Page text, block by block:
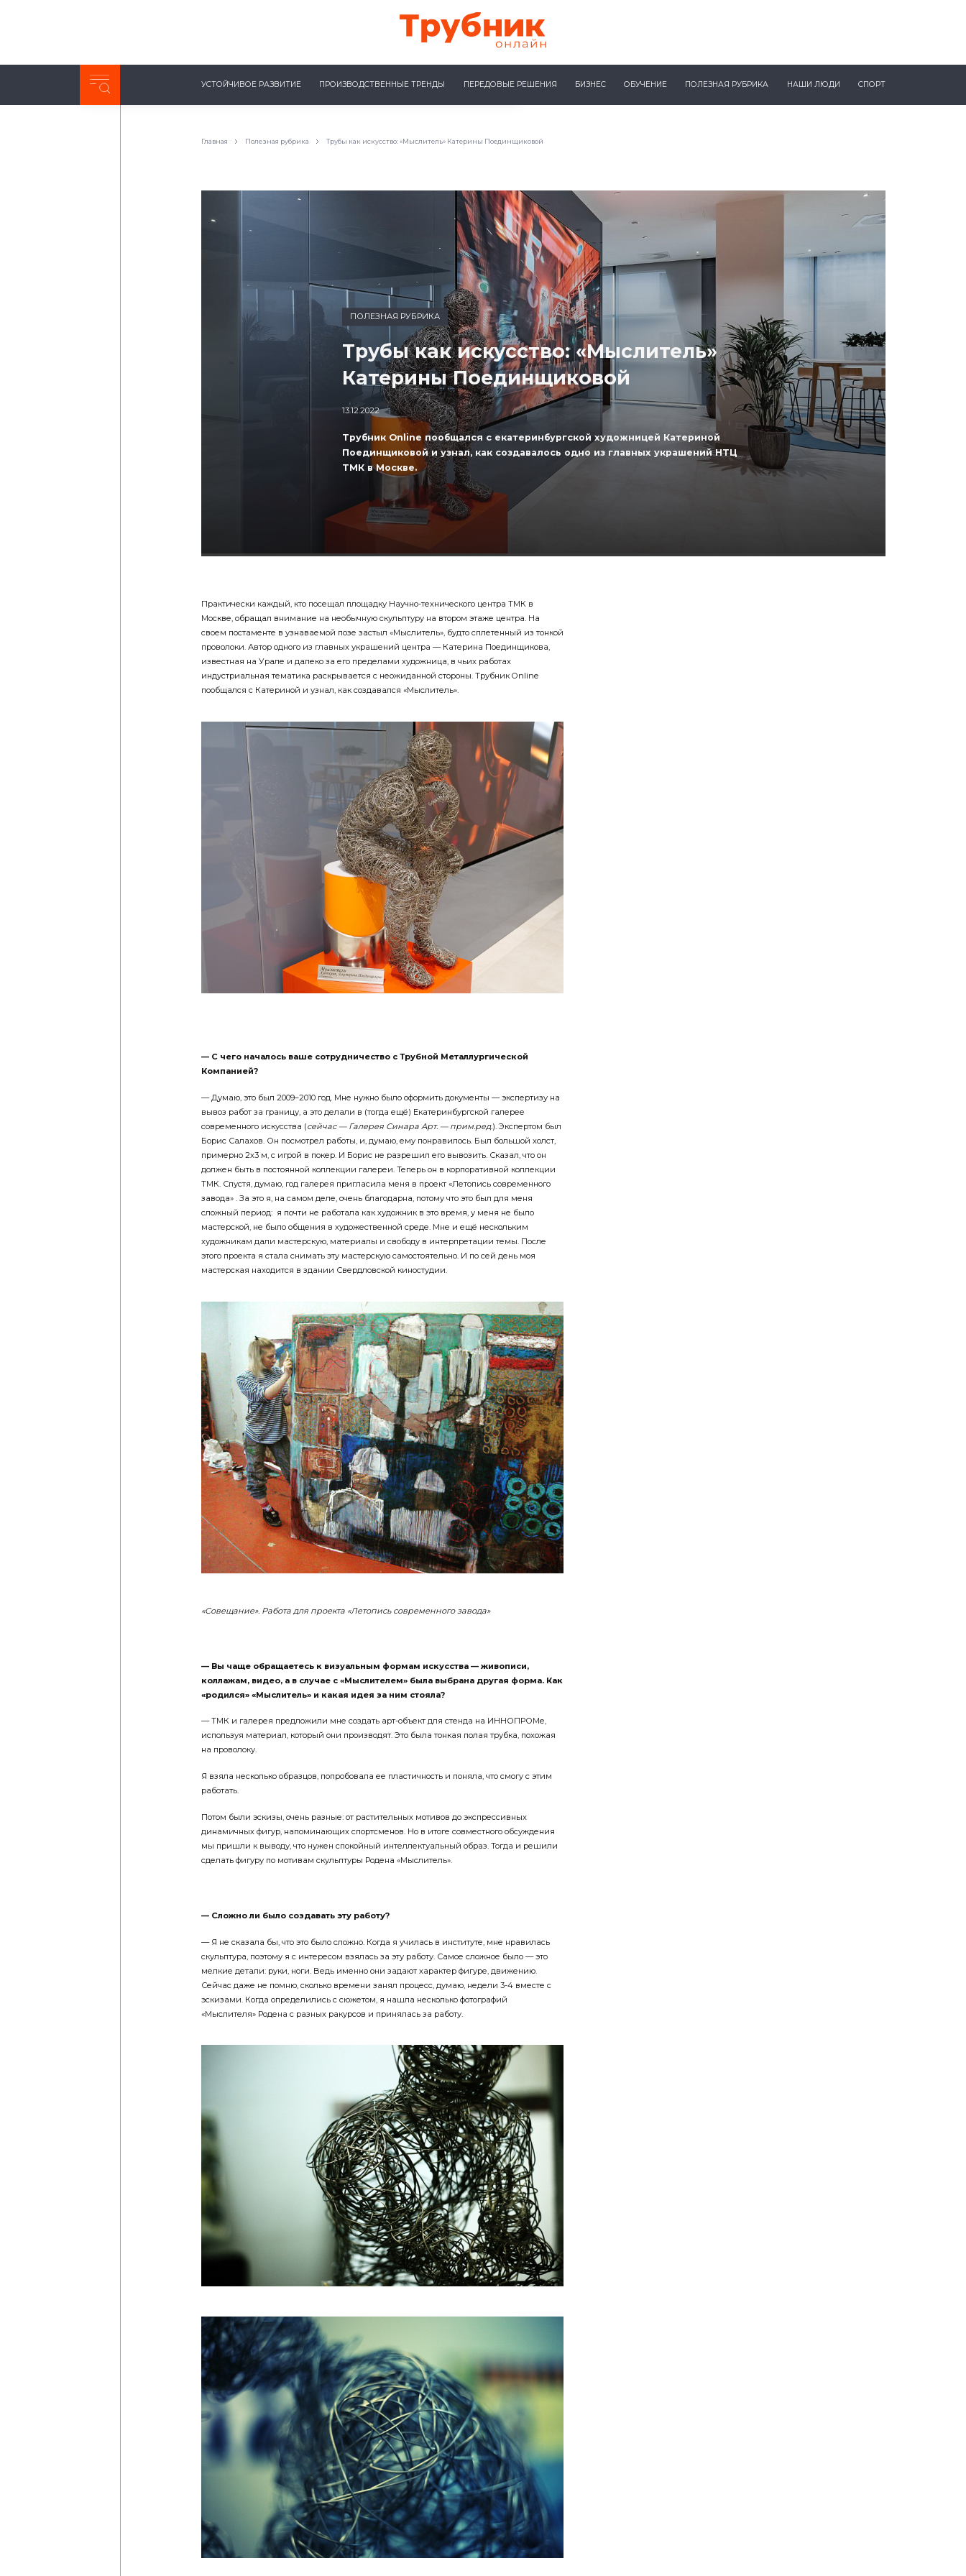
Неделя с ТМК. Выпуск №27 (225)
УСТОЙЧИВОЕ РАЗВИТИЕ ПРОИЗВОДСТВЕННЫЕ ТРЕНДЫ ПЕРЕДОВЫЕ РЕШЕНИЯ БИЗНЕС ОБУЧЕНИЕ ПОЛЕЗНАЯ РУБРИКА НАШИ ЛЮДИ СПОРТ
Главная Полезная рубрика Трубы как искусство: «Мыслитель» Катерины Поединщиковой
ПОЛЕЗНАЯ РУБРИКА
Трубы как искусство: «Мыслитель»
Катерины Поединщиковой
13.12.2022
Трубник Online пообщался с екатеринбургской художницей Катериной
Поединщиковой и узнал, как создавалось одно из главных украшений НТЦ
ТМК в Москве.
Москве, обращал внимание на необычную скульптуру на втором этаже центра. На
своем постаменте в узнаваемой позе застыл «Мыслитель», будто сплетенный из тонкой
проволоки. Автор одного из главных украшений центра — Катерина Поединщикова,
известная на Урале и далеко за его пределами художница, в чьих работах
индустриальная тематика раскрывается с неожиданной стороны. Трубник Online
пообщался с Катериной и узнал, как создавался «Мыслитель».
Компанией?
вывоз работ за границу, а это делали в (тогда ещё) Екатеринбургской галерее
современного искусства ( сейчас — Галерея Синара Арт. — прим.ред.). Экспертом был
Борис Салахов. Он посмотрел работы, и, думаю, ему понравилось. Был большой холст,
примерно 2х3 м, с игрой в покер. И Борис не разрешил его вывозить. Сказал, что он
должен быть в постоянной коллекции галереи. Теперь он в корпоративной коллекции
ТМК. Спустя, думаю, год галерея пригласила меня в проект «Летопись современного
завода» . За это я, на самом деле, очень благодарна, потому что это был для меня
сложный период: я почти не работала как художник в это время, у меня не было
мастерской, не было общения в художественной среде. Мне и ещё нескольким
художникам дали мастерскую, материалы и свободу в интерпретации темы. После
этого проекта я стала снимать эту мастерскую самостоятельно. И по сей день моя
мастерская находится в здании Свердловской киностудии.
коллажам, видео, а в случае с «Мыслителем» была выбрана другая форма. Как
«родился» «Мыслитель» и какая идея за ним стояла?
используя материал, который они производят. Это была тонкая полая трубка, похожая
на проволоку.
работать.
динамичных фигур, напоминающих спортсменов. Но в итоге совместного обсуждения
мы пришли к выводу, что нужен спокойный интеллектуальный образ. Тогда и решили
сделать фигуру по мотивам скульптуры Родена «Мыслитель».
скульптура, поэтому я с интересом взялась за эту работу. Самое сложное было — это
мелкие детали: руки, ноги. Ведь именно они задают характер фигуре, движению.
Сейчас даже не помню, сколько времени занял процесс, думаю, недели 3-4 вместе с
эскизами. Когда определились с сюжетом, я нашла несколько фотографий
«Мыслителя» Родена с разных ракурсов и принялась за работу.